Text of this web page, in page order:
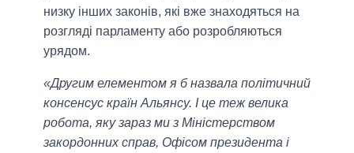
низку інших законів, які вже знаходяться на
розгляді парламенту або розробляються
урядом.
«Другим елементом я б назвала політичний
консенсус країн Альянсу. І це теж велика
робота, яку зараз ми з Міністерством
закордонних справ, Офісом президента і